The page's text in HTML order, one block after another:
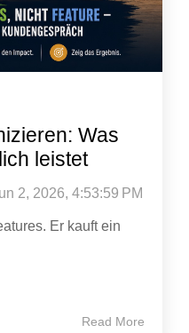
Was
leistet
2, 2026, 4:53:59 PM
Er kauft ein
Read More